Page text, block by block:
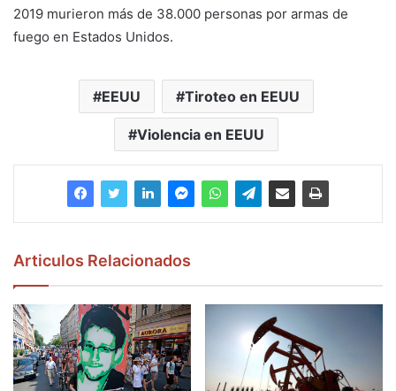
2019 murieron más de 38.000 personas por armas de
fuego en Estados Unidos.
EEUU Tiroteo en EEUU
Violencia en EEUU
Articulos Relacionados